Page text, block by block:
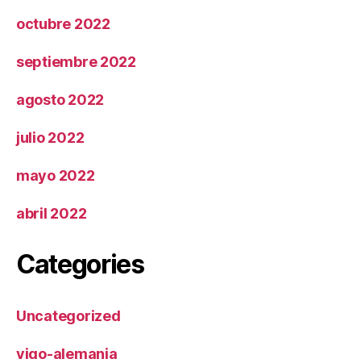
octubre 2022
septiembre 2022
agosto 2022
julio 2022
mayo 2022
abril 2022
Categories
Uncategorized
vigo-alemania